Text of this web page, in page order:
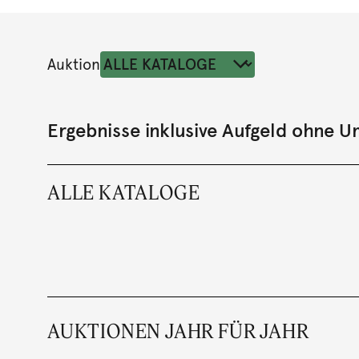
Auktion
Ergebnisse inklusive Aufgeld ohne
ALLE KATALOGE
AUKTIONEN JAHR FÜR JAHR